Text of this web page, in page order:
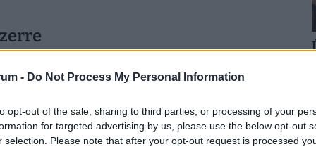
- Do Not Process My Personal Information
opt-out of the sale, sharing to third parties, or processing of your
for targeted advertising by us, please use the below opt-out
selection. Please note that after your opt-out request is processed
hogy a tanév végi vizsgák és az érettségi
szakaszával. Ennek ellenére a csapat célja
megvalósítása Balatonalmádiban.